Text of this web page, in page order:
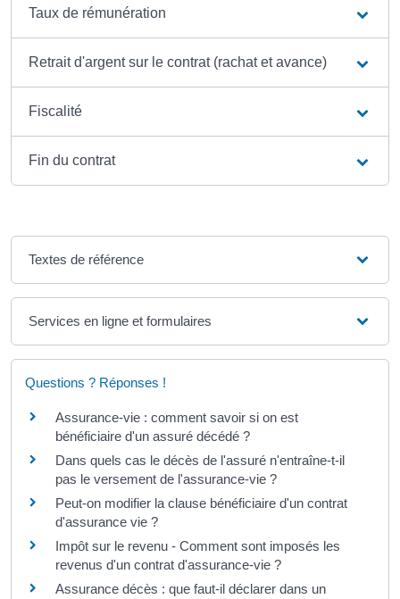
Taux de rémunération
Retrait d'argent sur le contrat (rachat et avance)
Fiscalité
Fin du contrat
Textes de référence
Services en ligne et formulaires
Questions ? Réponses !
Assurance-vie : comment savoir si on est
bénéficiaire d'un assuré décédé ?
Dans quels cas le décès de l'assuré n'entraîne-t-il
pas le versement de l'assurance-vie ?
Peut-on modifier la clause bénéficiaire d'un contrat
d'assurance vie ?
Impôt sur le revenu - Comment sont imposés les
revenus d'un contrat d'assurance-vie ?
Assurance décès : que faut-il déclarer dans un